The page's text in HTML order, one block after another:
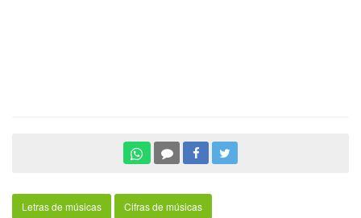
Letras de músicas Cifras de músicas